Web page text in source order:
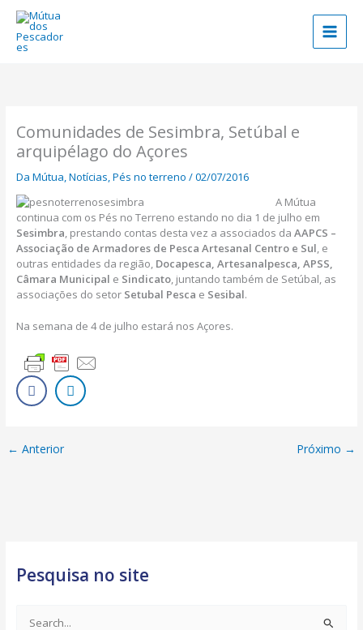
content
Comunidades de Sesimbra, Setúbal e
arquipélago do Açores
Da Mútua ,Notícias ,Pés no terreno /02/07/2016
A Mútua
continua com os Pés no Terreno estando no dia 1 de julho em
Sesimbra , prestando contas desta vez a associados daAAPCS –
Associação de Armadores de Pesca Artesanal Centro e Sul , e
outras entidades da região, Docapesca, Artesanalpesca, APSS,
Câmara Municipal e Sindicato , juntando também de Setúbal, as
associações do setor Setubal Pesca e Sesibal.
Na semana de 4 de julho estará nos Açores.
← Anterior Próximo →
Pesquisa no site